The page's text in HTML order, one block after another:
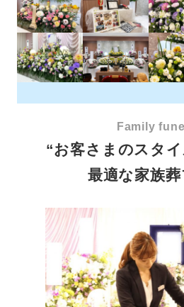
Family
“お客さまのスタ
最適な家族